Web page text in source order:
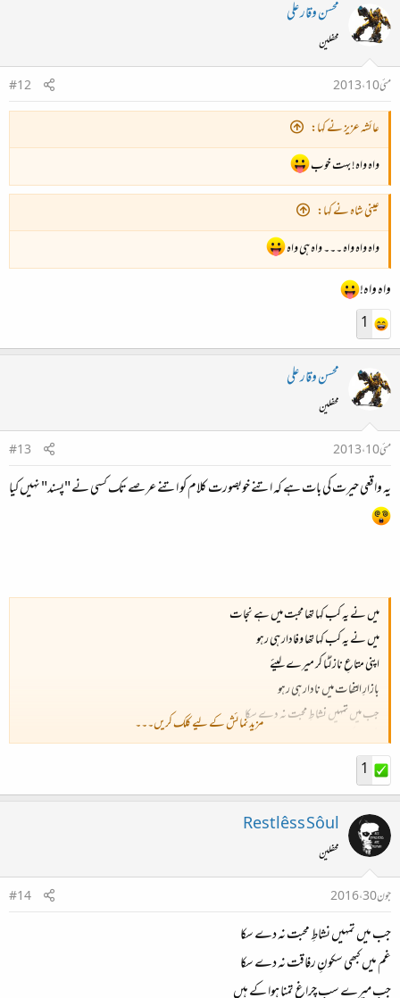
محسن وقار علی
محفلین
مئی 10، 2013
#12
عائشہ عزیز نے کہا:
واہ واہ! بہت خوب
عینی شاہ نے کہا:
واہ واہ واہ ۔۔۔ واہ ہی واہ
واہ واہ!
1
محسن وقار علی
محفلین
مئی 10، 2013
#13
یہ واقعی حیرت کی بات ہے کہ اتنے خوبصورت کلام کو اتنے عرصے تک کسی نے "پسند" نہیں کیا
میں نے یہ کب کہا تھا محبت میں ہے نجات
میں نے یہ کب کہا تھا وفادار ہی رہو
اپنی متاعِ ناز لُٹا کر میرے لیئے
بازارِ التفات میں نادار ہی رہو
جب میں تمہیں نشاطِ محبت نہ دے سکا
غم میں کبھی سکونِ رفاقت نہ دے سکا
جب میرے سب چراغِ تمنا ہوا کے ہیں
جب میرے سارے خواب کسی بے وفا کے ہیں
پھر مجھ کو چاہنے کا تمہیں کوئی حق نہیں
تنہا کراہنے کا تمہیں کوئی حق نہیں
مزید نمائش کے لیے کلک کریں۔۔۔
1
Restlêss Sôul
محفلین
جون 30، 2016
#14
جب میں تمہیں نشاطِ محبت نہ دے سکا
غم میں کبھی سکونِ رفاقت نہ دے سکا